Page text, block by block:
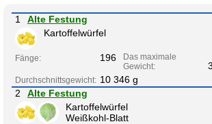
1
Alte Festung
Kartoffelwürfel
Fänge: 196
Das maximale
Gewicht:
Durchschnittsgewicht: 10 346 g
2
Alte Festung
Kartoffelwürfel
Weißkohl-Blatt